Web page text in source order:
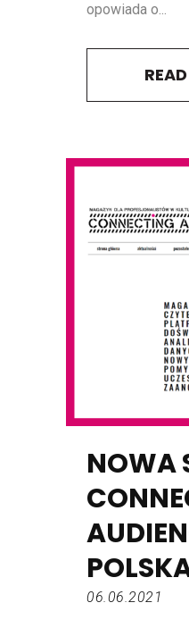
opowiada o...
NOWA
06.06.2021